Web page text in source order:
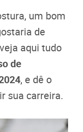
um bom
de
aqui tudo
de
, e dê o
sua carreira.